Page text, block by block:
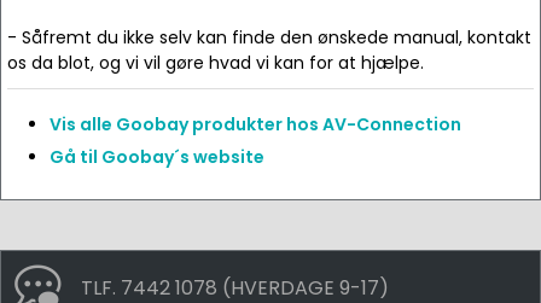
- Såfremt du ikke selv kan finde den ønskede manual, kontakt
os da blot, og vi vil gøre hvad vi kan for at hjælpe.
Vis alle Goobay produkter hos AV-Connection
Gå til Goobay´s website
TLF. 7442 1078 (HVERDAGE 9-17)